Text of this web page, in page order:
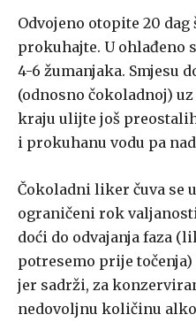
Odvojeno otopite 20
prokuhajte. U ohlađeno
4-6 žumanjaka. Smjesu
(odnosno čokoladnoj)
kraju ulijte još
i prokuhanu vodu pa
Čokoladni liker čuva se
ograničeni rok
doći do odvajanja faza
potresemo prije
jer sadrži, za
nedovoljnu količinu